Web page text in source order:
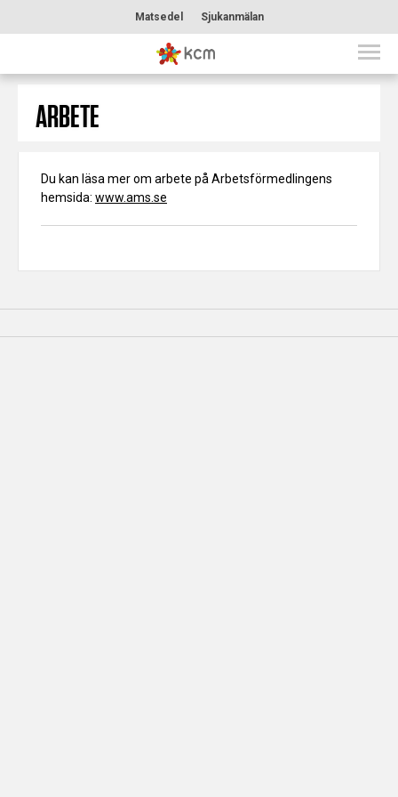
Matsedel Sjukanmälan
ARBETE
Du kan läsa mer om arbete på Arbetsförmedlingens
hemsida: www.ams.se